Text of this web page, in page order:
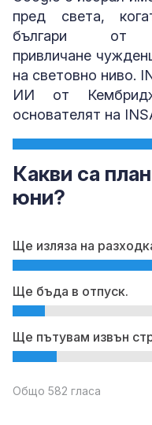
пред света,
българи
привличане
на световно ниво.
ИИ от
основателят на
Какви са
юни?
Ще изляза на
Ще бъда в отпуск.
Ще пътувам извън
Общо 582 гласа